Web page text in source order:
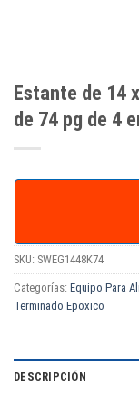
Estante de 14
de 74 pg de 4
SKU: SWEG1448K74
Categorías: Equipo Para
Terminado Epoxico
DESCRIPCIÓN